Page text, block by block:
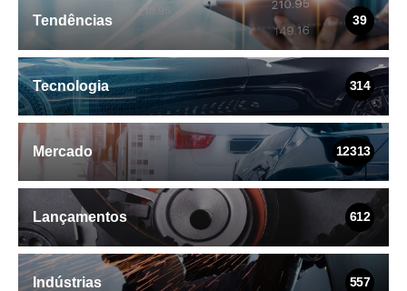
Tendências 39
Tecnologia 314
Mercado 12313
Lançamentos 612
Indústrias 557